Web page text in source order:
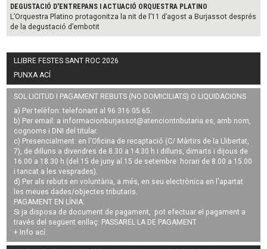
DEGUSTACIÓ D'ENTREPANS I ACTUACIÓ ORQUESTRA PLATINO
L’Orquestra Platino protagonitza la nit de l’11 d’agost a Burjassot després
de la degustació d’embotit
LLIBRE FESTES SANT ROC 2026
PUNXA ACÍ
SOL·LICITUD I PAGAMENT REBUTS (NO DOMICILIATS) O LIQUIDACIONS
a) Per telèfon: telefonant al 96 316 05 65.
b) Per email: a informacionburjassot@atenciontributaria.es, amb nom,
cognoms i DNI del titular.
c) Presencialment: en l'Oficina de recaptació (C/ Màrtirs de la Llibertat,
7), de dilluns a divendres de 8.30 a 14.30 h i dilluns, dimarts i dijous de
16.00 a 18.30 h (del 15 de juny al 15 de setembre: horari de 8.00 a 15.00
i tancat a les vesprades).
d) Per als rebuts en voluntària, a més, en seu electrònica en l'apartat
les meues dades/objectes tributaris.
PAGAMENT EN LÍNIA:
Si ja disposa de document de pagament, pot efectuar el pagament a
través del següent enllaç: PASSAREL·LA DE PAGAMENT
+ Info ací.